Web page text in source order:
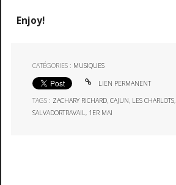
Enjoy!
CATÉGORIES : MUSIQUES
LIEN PERMANENT
TAGS : ZACHARY RICHARD,CAJUN, LES CHARLOTS,
SALVADORTRAVAIL, 1ER MAI